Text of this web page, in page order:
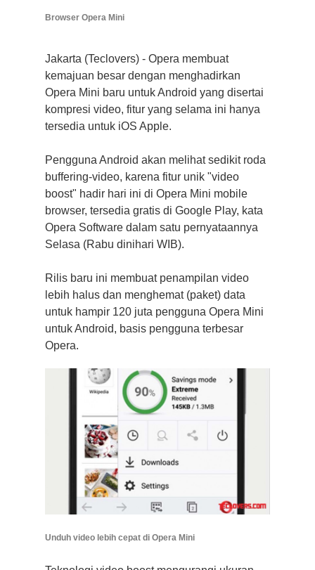
Browser Opera Mini
Jakarta (Teclovers) - Opera membuat
kemajuan besar dengan menghadirkan
Opera Mini baru untuk Android yang disertai
kompresi video, fitur yang selama ini hanya
tersedia untuk iOS Apple.
Pengguna Android akan melihat sedikit roda
buffering-video, karena fitur unik "video
boost" hadir hari ini di Opera Mini mobile
browser, tersedia gratis di Google Play, kata
Opera Software dalam satu pernyataannya
Selasa (Rabu dinihari WIB).
Rilis baru ini membuat penampilan video
lebih halus dan menghemat (paket) data
untuk hampir 120 juta pengguna Opera Mini
untuk Android, basis pengguna terbesar
Opera.
Unduh video lebih cepat di Opera Mini